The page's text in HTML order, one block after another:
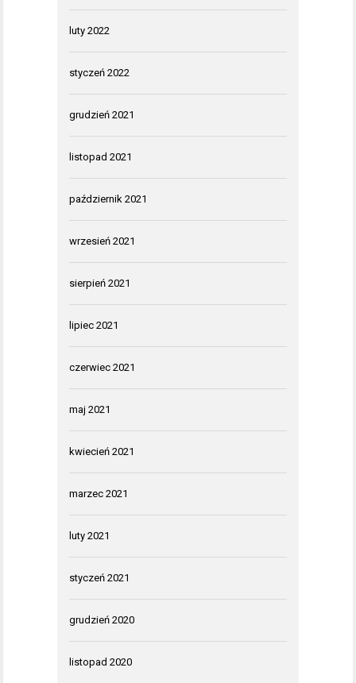
luty 2022
styczeń 2022
grudzień 2021
listopad 2021
październik 2021
wrzesień 2021
sierpień 2021
lipiec 2021
czerwiec 2021
maj 2021
kwiecień 2021
marzec 2021
luty 2021
styczeń 2021
grudzień 2020
listopad 2020